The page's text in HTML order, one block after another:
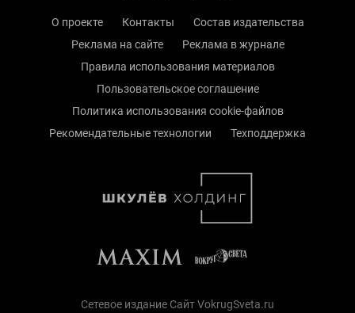
О проекте Контакты
Состав издательства
Реклама на сайте
Реклама в журнале
Правила использования материалов
Пользовательское соглашение
Политика использования cookie-файлов
Рекомендательные технологии
Техподдержка
Сетевое издание Сайт VokrugSveta.ru